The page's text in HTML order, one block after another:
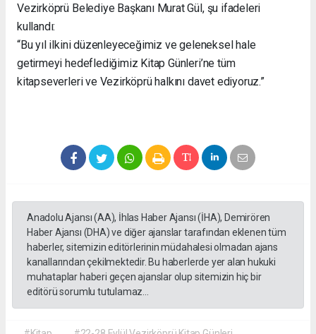
Vezirköprü Belediye Başkanı Murat Gül, şu ifadeleri
kullandı:
“Bu yıl ilkini düzenleyeceğimiz ve geleneksel hale
getirmeyi hedeflediğimiz Kitap Günleri’ne tüm
kitapseverleri ve Vezirköprü halkını davet ediyoruz.”
Anadolu Ajansı (AA), İhlas Haber Ajansı (İHA), Demirören
Haber Ajansı (DHA) ve diğer ajanslar tarafından eklenen tüm
haberler, sitemizin editörlerinin müdahalesi olmadan ajans
kanallarından çekilmektedir. Bu haberlerde yer alan hukuki
muhataplar haberi geçen ajanslar olup sitemizin hiç bir
editörü sorumlu tutulamaz...